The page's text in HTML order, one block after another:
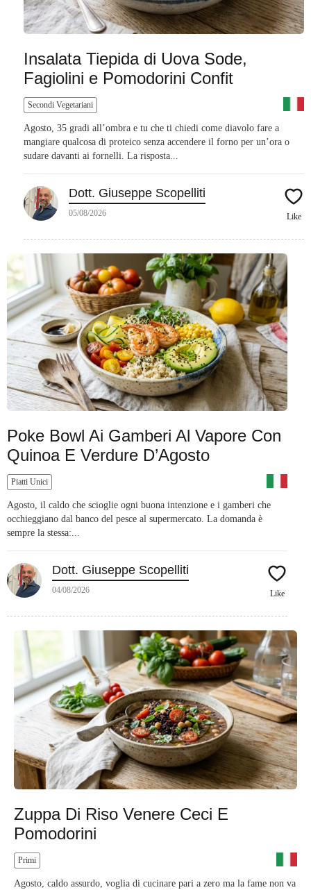
Insalata Tiepida di Uova Sode,
Fagiolini e Pomodorini Confit
Secondi Vegetariani
Agosto, 35 gradi all’ombra e tu che ti chiedi come diavolo fare a
mangiare qualcosa di proteico senza accendere il forno per un’ora o
sudare davanti ai fornelli. La risposta...
Dott. Giuseppe Scopelliti
05/08/2026 Like
Poke Bowl Ai Gamberi Al Vapore Con
Quinoa E Verdure D’Agosto
Piatti Unici
Agosto, il caldo che scioglie ogni buona intenzione e i gamberi che
occhieggiano dal banco del pesce al supermercato. La domanda è
sempre la stessa:...
Dott. Giuseppe Scopelliti
04/08/2026 Like
Zuppa Di Riso Venere Ceci E
Pomodorini
Primi
Agosto, caldo assurdo, voglia di cucinare pari a zero ma la fame non va